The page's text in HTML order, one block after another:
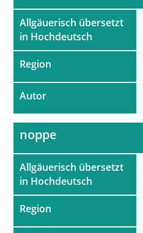
Allgäuerisch übersetzt
in Hochdeutsch
Region
Autor
Allgäuerisch übersetzt
in Hochdeutsch
Region
noppe